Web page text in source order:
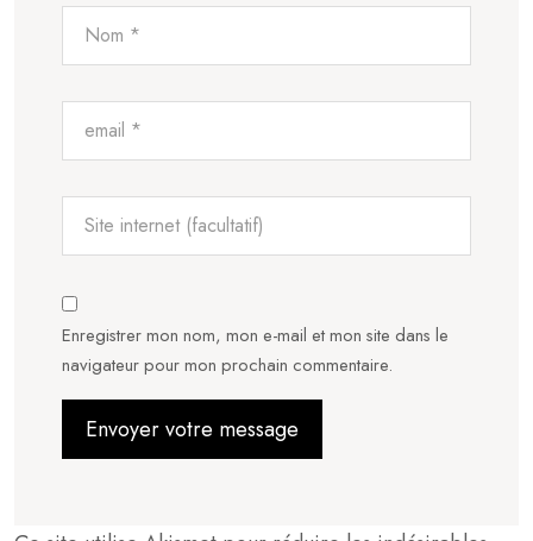
Enregistrer mon nom, mon e-mail et mon site dans le
navigateur pour mon prochain commentaire.